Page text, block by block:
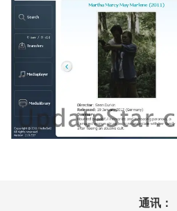
通讯：